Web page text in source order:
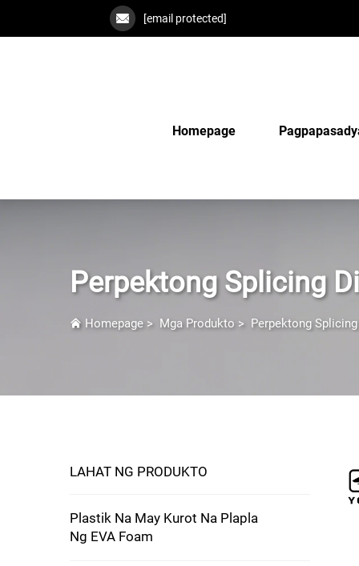
[email protected]
Homepage
Perpektong Splicing
Homepage > Mga Produkto > Perpektong
LAHAT NG PRODUKTO
Plastik Na May Kurot Na Plapla
Ng EVA Foam